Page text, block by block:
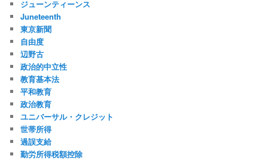
ジューンティーンス
Juneteenth
東京新聞
自由度
辺野古
政治的中立性
教育基本法
平和教育
政治教育
ユニバーサル・クレジット
世帯所得
過誤支給
勤労所得税額控除